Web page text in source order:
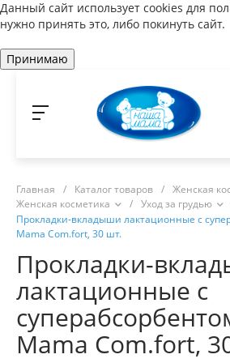
Данный сайт использует cookies для
нужно принять это, либо покинуть сайт.
Принимаю
Главная / Каталог товаров / Женская
Женская косметика
/ Уход за грудью
Прокладки-вкладыши лактационные с
Mama Com.fort, 30 шт.
Прокладки-
лактационные с
Mama Com.fort,